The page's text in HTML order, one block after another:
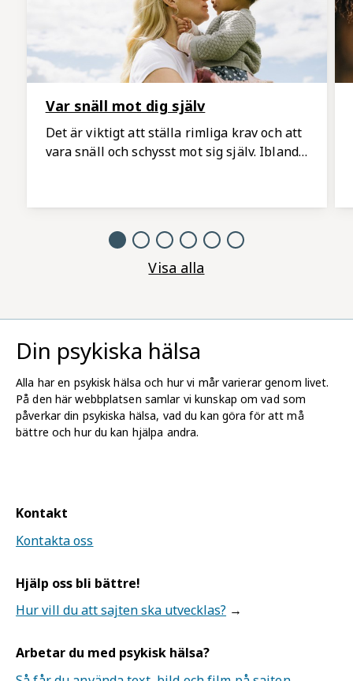
Var snäll mot dig själv
Det är viktigt att ställa rimliga krav och att
vara snäll och schysst mot sig själv. Ibland
dig själv och dina behov. Behandla dig själv
som du skulle behandla en nära vän.
Visa alla
Din psykiska hälsa
Alla har en psykisk hälsa och hur vi mår varierar genom livet.
På den här webbplatsen samlar vi kunskap om vad som
påverkar din psykiska hälsa, vad du kan göra för att må
bättre och hur du kan hjälpa andra.
Kontakt
Kontakta oss
Hjälp oss bli bättre!
Hur vill du att sajten ska utvecklas?
Arbetar du med psykisk hälsa?